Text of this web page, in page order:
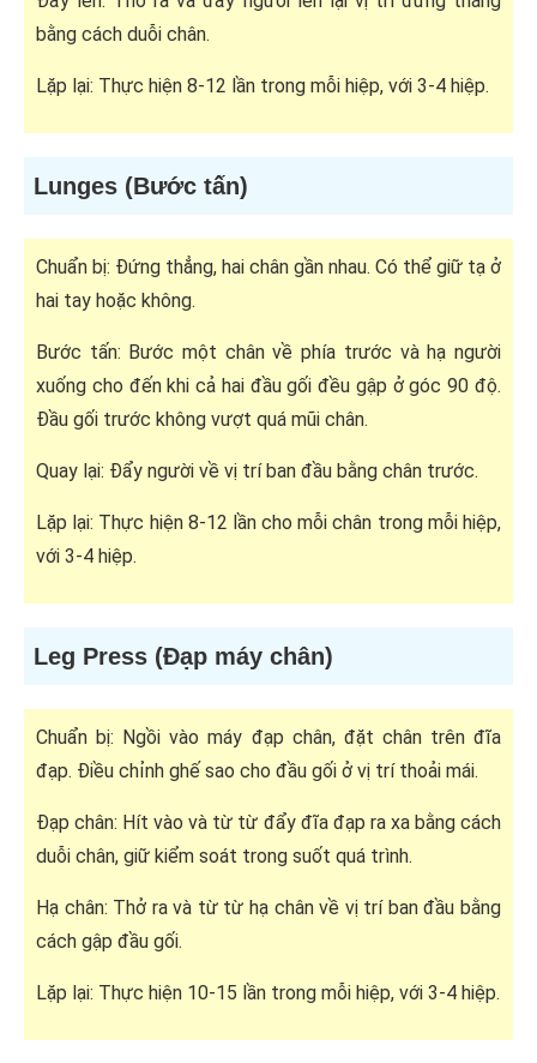
bằng cách duỗi chân.
Lặp lại: Thực hiện 8-12 lần trong mỗi hiệp, với 3-4 hiệp.
Lunges (Bước tấn)
Chuẩn bị: Đứng thẳng, hai chân gần nhau. Có thể giữ tạ ở
hai tay hoặc không.
Bước tấn: Bước một chân về phía trước và hạ người
xuống cho đến khi cả hai đầu gối đều gập ở góc 90 độ.
Đầu gối trước không vượt quá mũi chân.
Quay lại: Đẩy người về vị trí ban đầu bằng chân trước.
Lặp lại: Thực hiện 8-12 lần cho mỗi chân trong mỗi hiệp,
với 3-4 hiệp.
Leg Press (Đạp máy chân)
Chuẩn bị: Ngồi vào máy đạp chân, đặt chân trên đĩa
đạp. Điều chỉnh ghế sao cho đầu gối ở vị trí thoải mái.
Đạp chân: Hít vào và từ từ đẩy đĩa đạp ra xa bằng cách
duỗi chân, giữ kiểm soát trong suốt quá trình.
Hạ chân: Thở ra và từ từ hạ chân về vị trí ban đầu bằng
cách gập đầu gối.
Lặp lại: Thực hiện 10-15 lần trong mỗi hiệp, với 3-4 hiệp.